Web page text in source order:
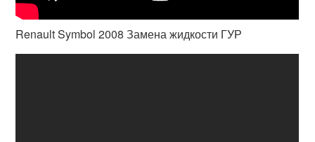
Renault Symbol 2008 Замена жидкости ГУР